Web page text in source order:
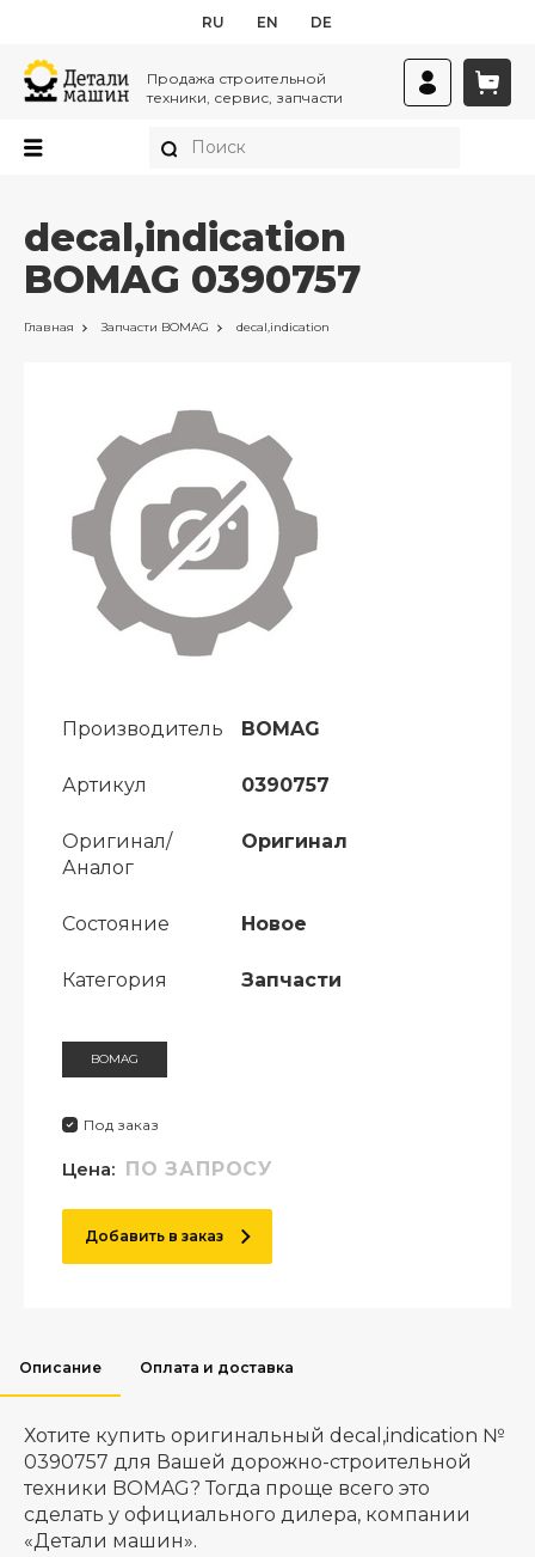
RU EN DE
Продажа строительной
техники, сервис, запчасти
decal,indication
BOMAG 0390757
Главная Запчасти BOMAG decal,indication
Производитель BOMAG
Артикул 0390757
Оригинал/
Аналог
Оригинал
Состояние Новое
Категория Запчасти
BOMAG
Под заказ
Цена: ПО ЗАПРОСУ
Добавить в заказ
Описание Оплата и доставка
Хотите купить оригинальный decal,indication №
0390757 для Вашей дорожно-строительной
техники BOMAG? Тогда проще всего это
сделать у официального дилера, компании
«Детали машин».